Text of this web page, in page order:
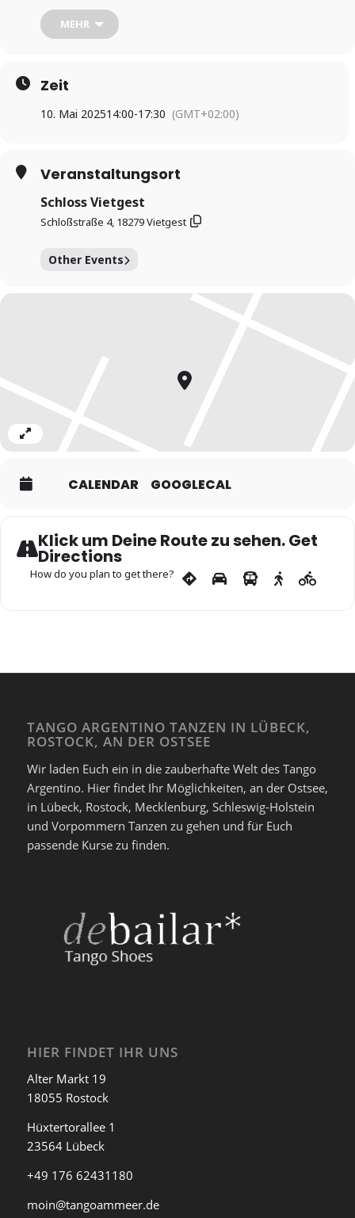
haben. Sie fühlen sehr genau, welche Dinge Dich in Deinem
Tanz weiterbringen können, oder lösen Dein vielleicht gerade
bestehendes Problem leicht auf.
bereichert und beschwingt herausgehen!
Teilnahmegebühr 50 Euro pro Paar
MEHR
Zeit
10. Mai 202514:00-17:30 (GMT+02:00)
Veranstaltungsort
Schloss Vietgest
Schloßstraße 4, 18279 Vietgest
Other Events
CALENDAR GOOGLECAL
Klick um Deine Route zu sehen. Get
Directions
How do you plan to get there?
TANGO ARGENTINO TANZEN IN LÜBECK,
ROSTOCK, AN DER OSTSEE
Wir laden Euch ein in die zauberhafte Welt des Tango
Argentino. Hier findet Ihr Möglichkeiten, an der Ostsee,
in Lübeck, Rostock, Mecklenburg, Schleswig-Holstein
und Vorpommern Tanzen zu gehen und für Euch
passende Kurse zu finden.
HIER FINDET IHR UNS
Alter Markt 19
18055 Rostock
Hüxtertorallee 1
23564 Lübeck
+49 176 62431180
moin@tangoammeer.de